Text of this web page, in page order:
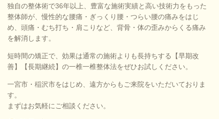
独自の整体術で36年以上、豊富な施術実績と高い技術力をもった
整体師が、慢性的な腰痛・ぎっくり腰・つらい腰の痛みをはじ
め、頭痛・むち打ち・肩こりなど、背骨・体の歪みからくる痛み
を解消します。
短時間の矯正で、効果は通常の施術よりも長持ちする【早期改
善】【長期継続】の一椎一椎整体法をぜひお試しください。
一宮市・稲沢市をはじめ、遠方からもご来院をいただいておりま
す。
まずはお気軽にご相談ください。